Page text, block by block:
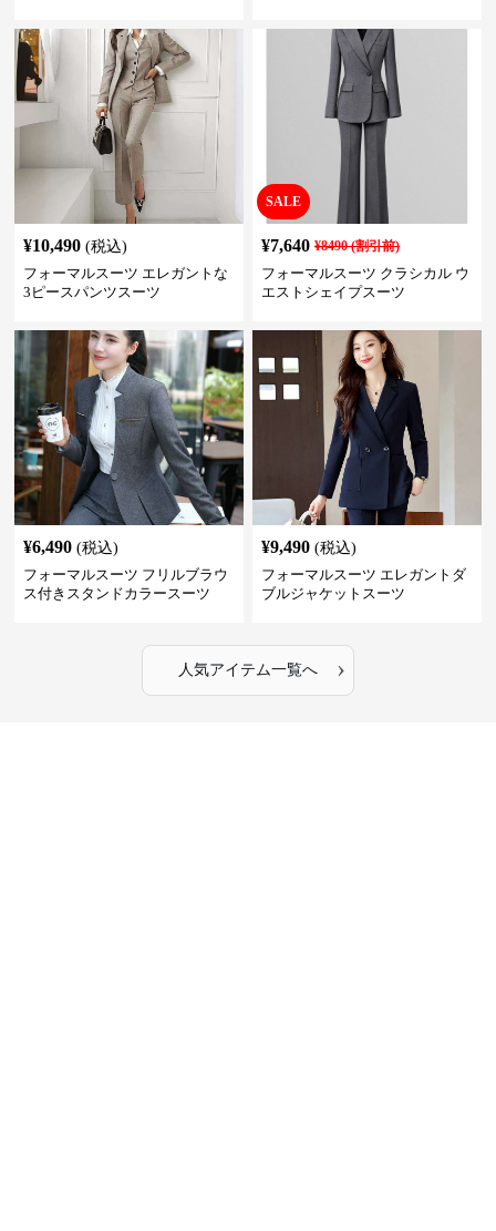
¥10,490 (税込)
フォーマルスーツ エレガントな
3ピースパンツスーツ
SALE
¥7,640 ¥8490(割引前)
フォーマルスーツ クラシカル ウ
エストシェイプスーツ
¥6,490 (税込)
フォーマルスーツ フリルブラウ
ス付きスタンドカラースーツ
¥9,490 (税込)
フォーマルスーツ エレガントダ
ブルジャケットスーツ
人気アイテム一覧へ ›